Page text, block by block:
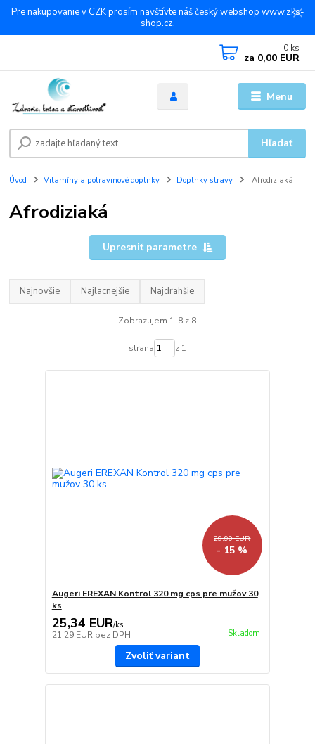
Pre nakupovanie v CZK prosím navštívte náš český webshop www.zks-
shop.cz.
Menu
Hľadať
0 ks
za 0,00 EUR
Úvod Vitamíny a potravinové doplnky Doplnky stravy Afrodiziaká
Afrodiziaká
Upresniť parametre
Najnovšie Najlacnejšie Najdrahšie
Zobrazujem 1-8 z 8
strana z 1
29,90 EUR
- 15 %
Augeri EREXAN Kontrol 320 mg cps pre mužov 30
ks
25,34 EUR/ks
21,29 EUR bez DPH Skladom
Zvoliť variant